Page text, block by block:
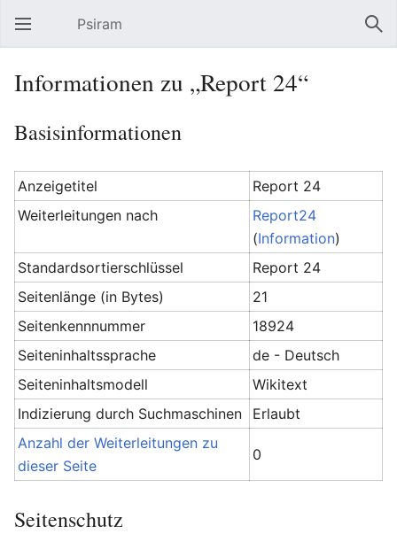
Hauptmenü öffnen Psiram
Informationen zu „Report 24“
Basisinformationen
Anzeigetitel
Report 24
Weiterleitungen nach
Report24
(Information)
Standardsortierschlüssel
Report 24
Seitenlänge (in Bytes)
21
Seitenkennnummer
18924
Seiteninhaltssprache
de - Deutsch
Seiteninhaltsmodell
Wikitext
Indizierung durch Suchmaschinen
Erlaubt
Anzahl der Weiterleitungen zu
dieser Seite
0
Seitenschutz